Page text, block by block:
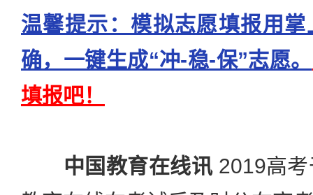
温馨提示：模拟志愿填报用
确，一键生成“冲-稳-保”志愿。
填报吧！
中国教育在线讯2019高考